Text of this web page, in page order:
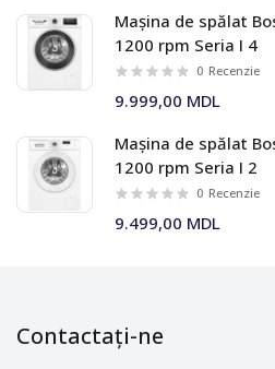
Mașina de spălat
1200 rpm Seria I 4
0 Recenzie
9.999,00 MDL
Mașina de spălat
1200 rpm Seria I 2
0 Recenzie
9.499,00 MDL
Contactați-ne